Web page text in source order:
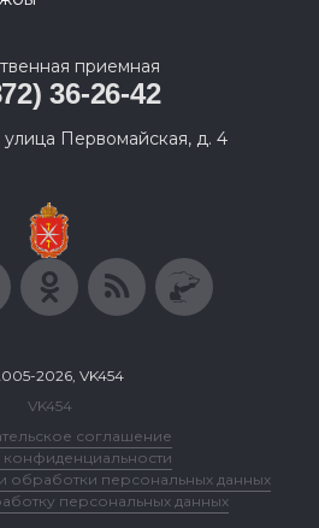
приемная
36-26-42
улица Первомайская, д. 4
2026, VK454
VK454
соглашение
конфиденциальности
обработки персональных данных
персональных данных